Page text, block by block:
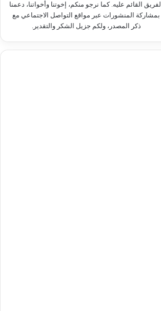
الفريق القائم عليه. كما نرجو منكم، إخوتنا وأخواتنا، دعمنا
بمشاركة المنشورات عبر مواقع التواصل الاجتماعي مع
ذكر المصدر، ولكم جزيل الشكر والتقدير.